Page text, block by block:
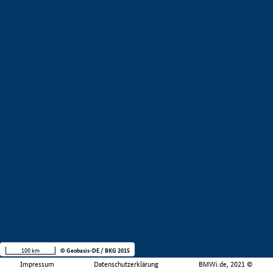
Impressum Datenschutzerklärung BMWi.de, 2021 ©
100 km © Geobasis-DE / BKG 2015